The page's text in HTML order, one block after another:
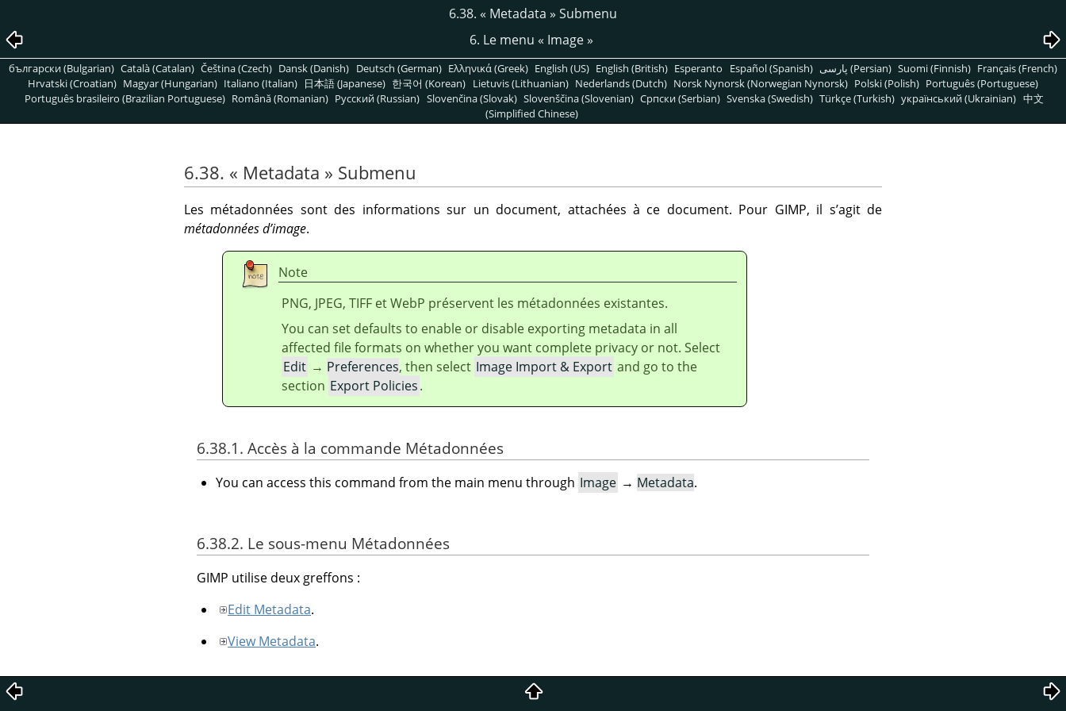
6.38. « Metadata » Submenu
6. Le menu « Image»
български (Bulgarian) Català (Catalan) Čeština (Czech) Dansk (Danish) Deutsch (German) Ελληνικά (Greek) English (US) English (British) Esperanto Español (Spanish) پارسی (Persian) Suomi (Finnish) Français (French)
Hrvatski (Croatian) Magyar (Hungarian) Italiano (Italian) 日本語 (Japanese) 한국어 (Korean) Lietuvis (Lithuanian) Nederlands (Dutch) Norsk Nynorsk (Norwegian Nynorsk) Polski (Polish) Português (Portuguese)
Português brasileiro (Brazilian Portuguese) Română (Romanian) Pусский (Russian) Slovenčina (Slovak) Slovenščina (Slovenian) Српски (Serbian) Svenska (Swedish) Türkçe (Turkish) український (Ukrainian) 中文
(Simplified Chinese)
6.38. « Metadata » Submenu
Les métadonnées sont des informations sur un document, attachées à ce document. Pour GIMP, il s’agit de
métadonnées d’image.
Note
PNG, JPEG, TIFF et WebP préservent les métadonnées existantes.
You can set defaults to enable or disable exporting metadata in all
affected file formats on whether you want complete privacy or not. Select
Edit → Preferences, then select Image Import & Export and go to the
section Export Policies.
6.38.1. Accès à la commande Métadonnées
You can access this command from the main menu through Image → Metadata.
6.38.2. Le sous-menu Métadonnées
GIMP utilise deux greffons :
Edit Metadata.
View Metadata.